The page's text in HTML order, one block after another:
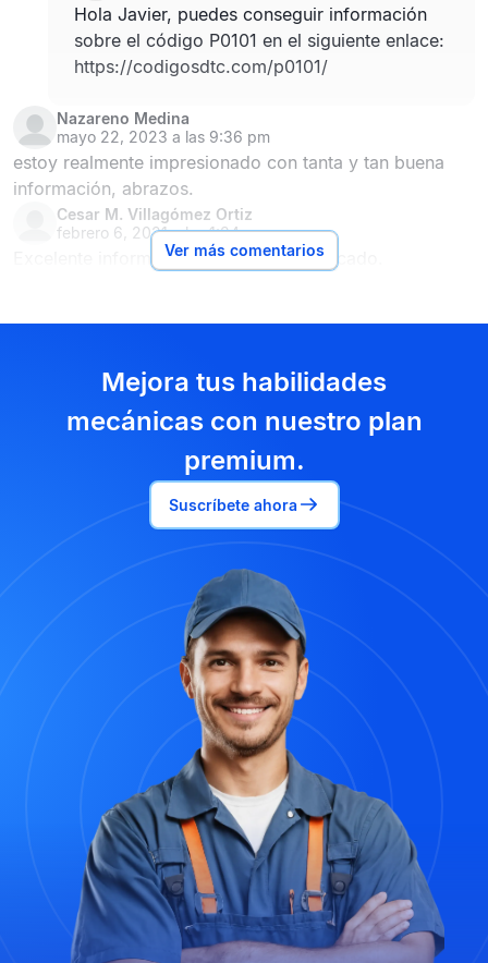
Hola Javier, puedes conseguir información
sobre el código P0101 en el siguiente enlace:
https://codigosdtc.com/p0101/
Nazareno Medina
mayo 22, 2023 a las 9:36 pm
estoy realmente impresionado con tanta y tan buena
información, abrazos.
Cesar M. Villagómez Ortiz
febrero 6, 2021 a las 1:34 am
Excelente información y muy bien explicado.
Ver más comentarios
Mejora tus habilidades
mecánicas con nuestro plan
premium.
Suscríbete ahora